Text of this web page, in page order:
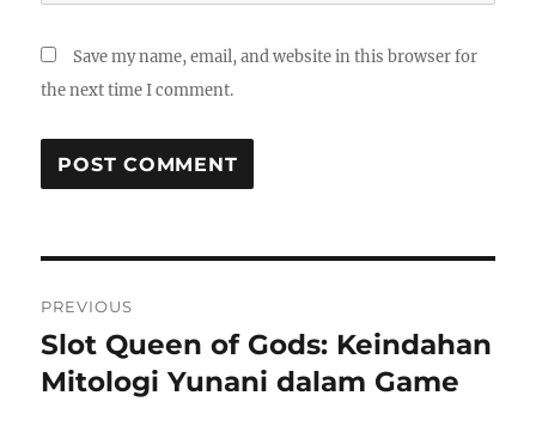
Save my name, email, and website in this browser for
the next time I comment.
navigation
PREVIOUS
Previous
post:
Slot Queen of Gods: Keindahan
Mitologi Yunani dalam Game